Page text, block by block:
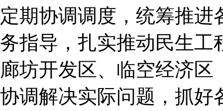
定期协调调度，统筹推
务指导，扎实推动民生工
廊坊开发区、临空经济
协调解决实际问题，抓好